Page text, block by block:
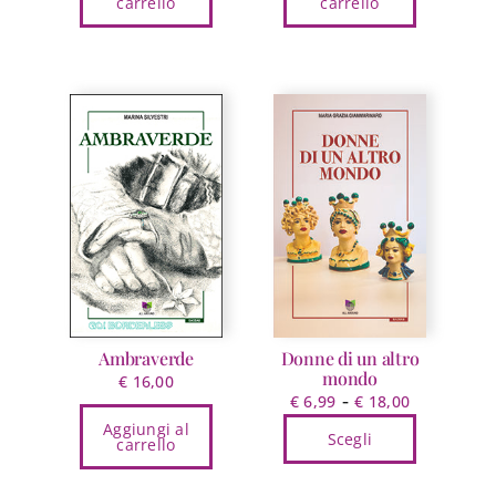
Ambraverde
€ 16,00
Aggiungi al
carrello
Donne di un altro
mondo
€ 6,99 - € 18,00Fascia
Scegli